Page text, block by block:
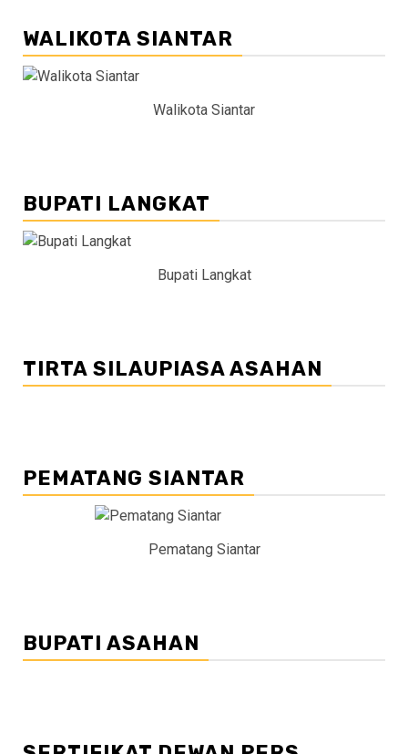
WALIKOTA SIANTAR
Walikota Siantar
BUPATI LANGKAT
Bupati Langkat
TIRTA SILAUPIASA ASAHAN
PEMATANG SIANTAR
Pematang Siantar
BUPATI ASAHAN